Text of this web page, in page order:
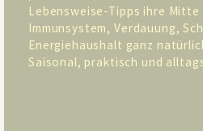
Lebensweise-Tipps ihre Mitte
Immunsystem, Verdauung,
Energiehaushalt ganz
Saisonal, praktisch und